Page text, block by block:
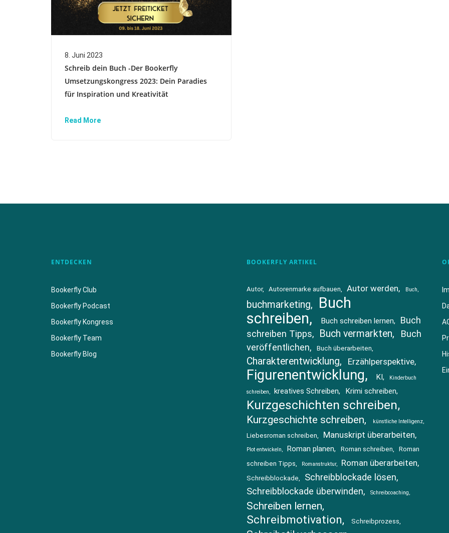
8. Juni 2023
Schreib dein Buch -Der Bookerfly
Umsetzungskongress 2023: Dein Paradies
für Inspiration und Kreativität
Read More
ENTDECKEN
Bookerfly Club
Bookerfly Podcast
Bookerfly Kongress
Bookerfly Team
Bookerfly Blog
BOOKERFLY ARTIKEL
Autor Autorenmarke aufbauen Autor werden Buch
buchmarketing
Buch
schreiben
Buch schreiben lernen
Buch
schreiben Tipps
Buch vermarkten
Buch
veröffentlichen
Buch überarbeiten
Charakterentwicklung Erzählperspektive
Figurenentwicklung KI Kinderbuch
schreiben kreatives Schreiben Krimi schreiben
Kurzgeschichten schreiben
Kurzgeschichte schreiben künstliche Intelligenz
Liebesroman schreiben Manuskript überarbeiten
Plot entwickeln Roman planen Roman schreiben
Roman
schreiben Tipps
Romanstruktur Roman überarbeiten
Schreibblockade
Schreibblockade lösen
Schreibblockade überwinden
Schreibcoaching
Schreiben lernen
Schreibmotivation Schreibprozess